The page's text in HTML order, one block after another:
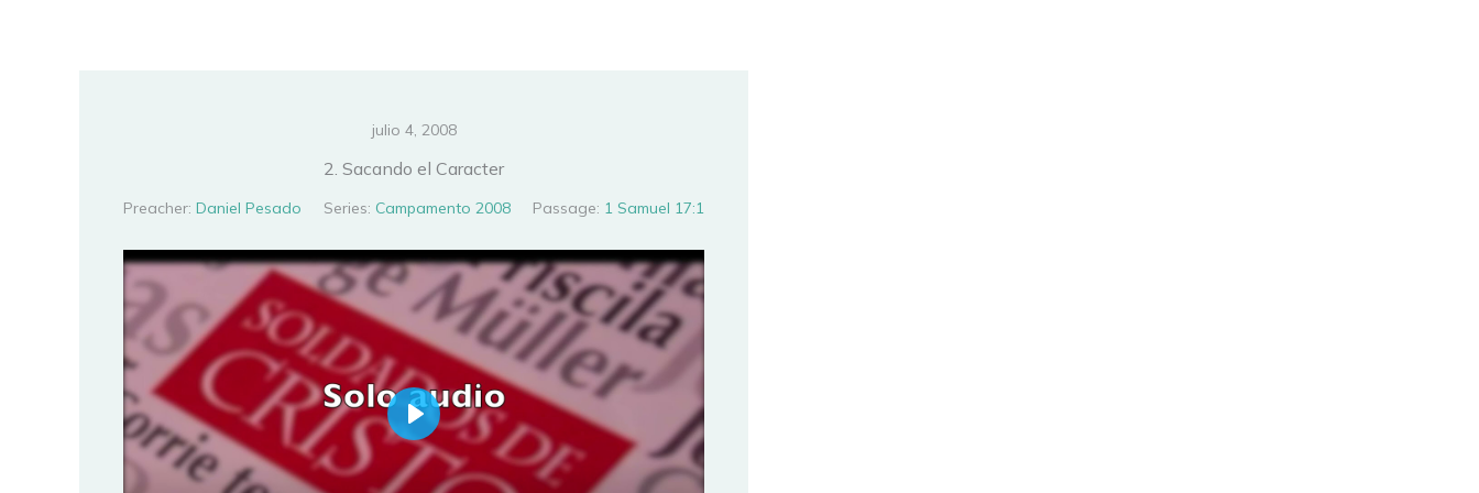
julio 4, 2008
2. Sacando el Caracter
Preacher: Daniel Pesado Series: Campamento 2008 Passage: 1 Samuel 17:1
PLAY